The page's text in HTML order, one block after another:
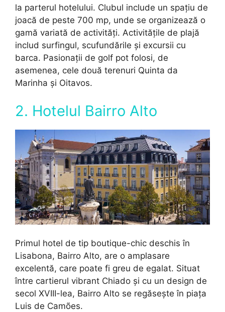
la parterul hotelului. Clubul include un spațiu de
joacă de peste 700 mp, unde se organizează o
gamă variată de activități. Activitățile de plajă
includ surfingul, scufundările și excursii cu
barca. Pasionații de golf pot folosi, de
asemenea, cele două terenuri Quinta da
Marinha și Oitavos.
2. Hotelul Bairro Alto
Primul hotel de tip boutique-chic deschis în
Lisabona, Bairro Alto, are o amplasare
excelentă, care poate fi greu de egalat. Situat
între cartierul vibrant Chiado și cu un design de
secol XVIII-lea, Bairro Alto se regăsește în piața
Luis de Camões.